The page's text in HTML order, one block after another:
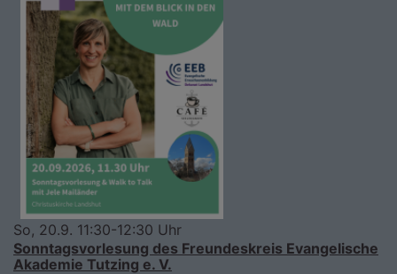
So, 20.9. 11:30-12:30 Uhr
Sonntagsvorlesung des Freundeskreis Evangelische
Akademie Tutzing e. V.